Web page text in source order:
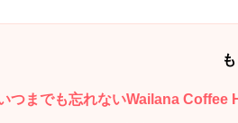
つまでも忘れないWailana Coffee